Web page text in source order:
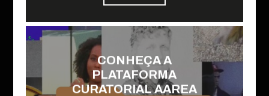
CONHEÇA A
PLATAFORMA
CURATORIAL AAREA